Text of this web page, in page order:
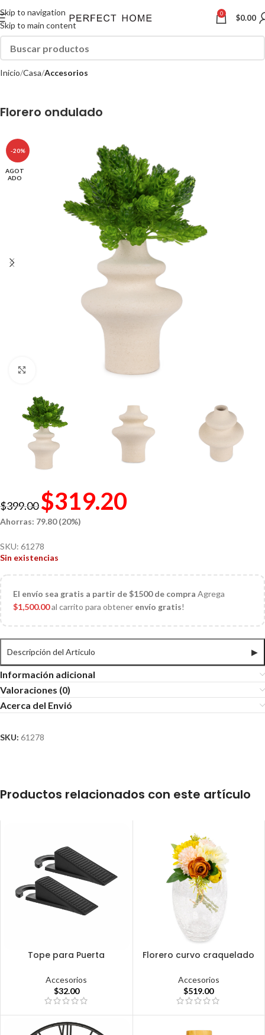
Skip to navigation
Skip to main content
0 $0.00
Inicio Casa Accesorios
Florero ondulado
-20%
AGOT
ADO
$399.00 $319.20
Ahorras: 79.80 (20%)
SKU: 61278
Sin existencias
El envío sea gratis a partir de $1500 de compra Agrega
$1,500.00al carrito para obtener envío gratis!
Descripción del Articulo ▶
Información adicional
Valoraciones (0)
Acerca del Envió
SKU: 61278
Productos relacionados con este artículo
Tope para Puerta
Accesorios
$32.00
Florero curvo craquelado
Accesorios
$519.00